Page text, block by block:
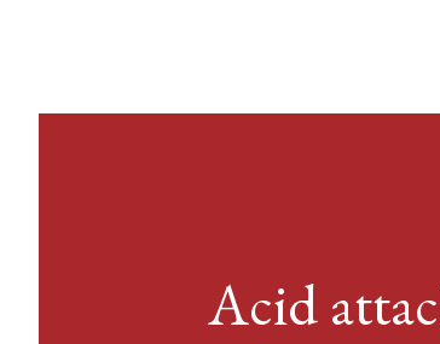
Acid